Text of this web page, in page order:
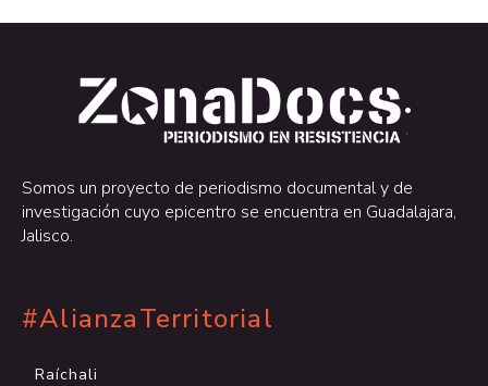
.
.
Somos un proyecto de periodismo documental y de
investigación cuyo epicentro se encuentra en Guadalajara,
Jalisco.
#AlianzaTerritorial
Raíchali